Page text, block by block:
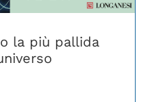
la più pallida